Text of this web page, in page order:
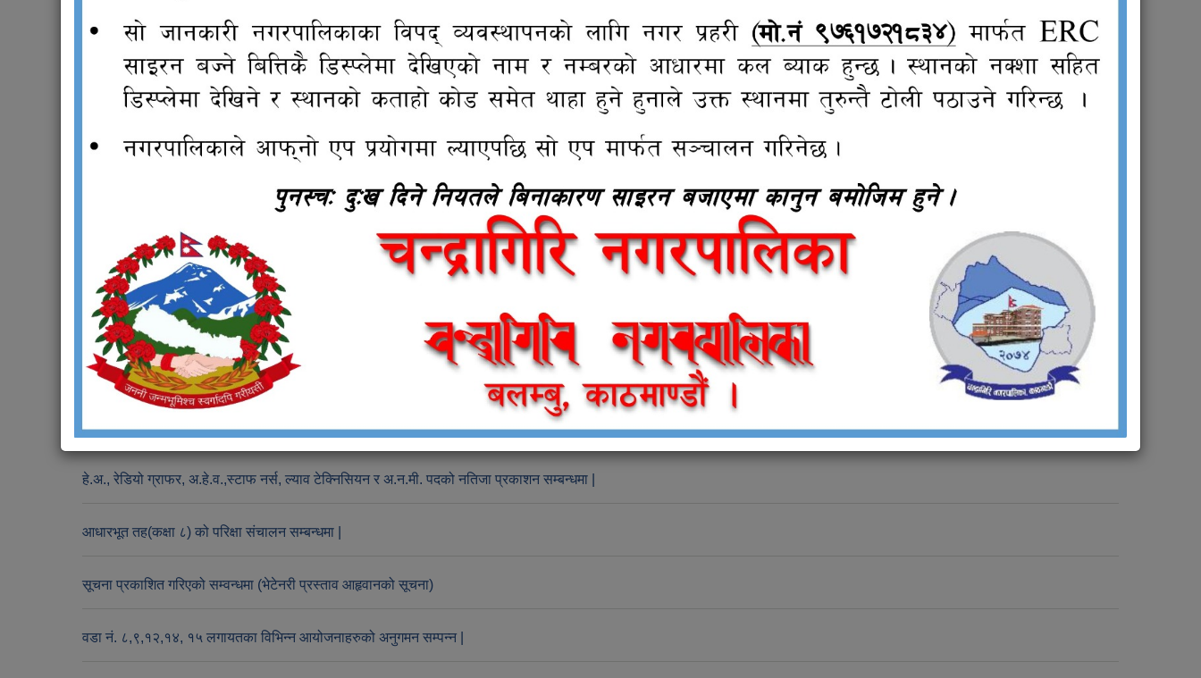
श्री वडा कार्यलयहरु सबै (सहभागी मनोनयन गरि पठाई दिने सम्बन्धमा) |
श्री वडा कार्यालयहरु १,३,४,५,७ र १२ (कागजात उपलब्ध गराई दिने बारे)
निशुल्क ल्याब सेवाको उद्घाटन कार्यक्रम सम्पन्न |
च न पा १ चोकस्थित ईन्द्रस्थानमा निर्माणाधिन भ्युटावरको अनूगमन कार्य सम्पन्न ।
खरायो पालन तालिममा स्थलगत अध्ययनका झलकहरु ।
चन्द्रागिरी नगरपालिकाको आबश्यकता सम्बन्धि सूचना(रेडियो ग्राफर पाचौ तह)
हे.अ., रेडियो ग्राफर, अ.हे.व.,स्टाफ नर्स, ल्याव टेक्निसियन र अ.न.मी. पदको नतिजा प्रकाशन सम्बन्धमा |
आधारभूत तह(कक्षा ८) को परिक्षा संचालन सम्बन्धमा |
सूचना प्रकाशित गरिएको सम्वन्धमा (भेटेनरी प्रस्ताव आहृवानको सूचना)
वडा नं. ८,९,१२,१४, १५ लगायतका विभिन्न आयोजनाहरुको अनुगमन सम्पन्न |